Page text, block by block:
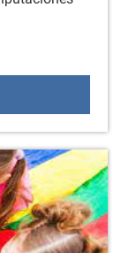
de Diputación